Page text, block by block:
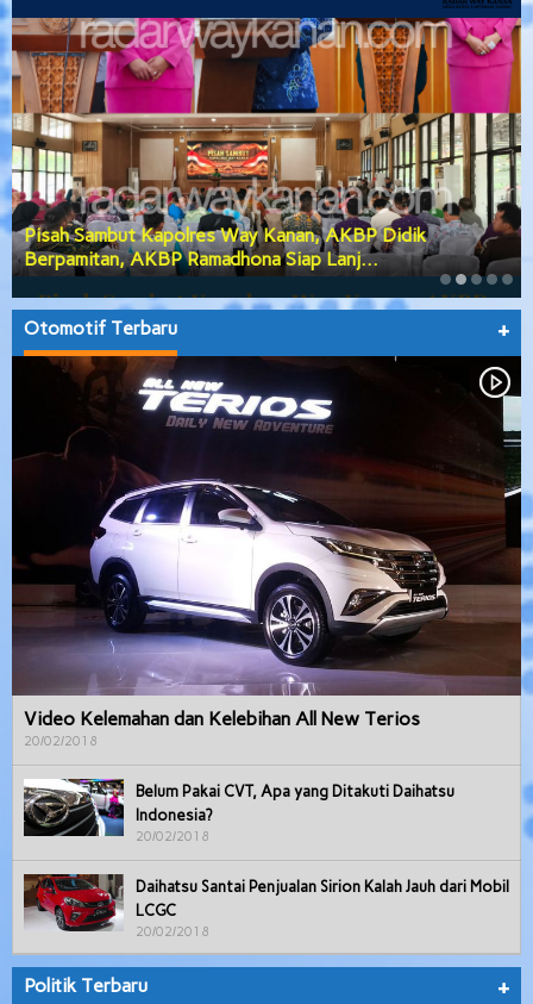
Pisah Sambut Kapolres Way Kanan, AKBP Didik
Berpamitan, AKBP Ramadhona Siap Lanj…
Otomotif Terbaru +
Video Kelemahan dan Kelebihan All New Terios
20/02/2018
Belum Pakai CVT, Apa yang Ditakuti Daihatsu
Indonesia?
20/02/2018
Daihatsu Santai Penjualan Sirion Kalah Jauh dari Mobil
LCGC
20/02/2018
Politik Terbaru +